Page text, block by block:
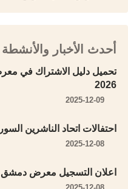
أحدث الأخبار والأنشطة
تحميل دليل الاشتراك في
2026
2025-12-09
احتفالات اتحاد الناشرين
2025-12-08
اعلان التسجيل معرض دمشق